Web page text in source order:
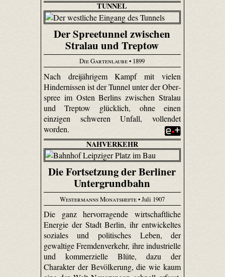
TUNNEL
Der Spreetunnel zwischen
Stralau und Treptow
Die Gartenlaube• 1899
Nach dreijährigem Kampf mit vielen
Hindernissen ist der Tunnel unter der Ober­
spree im Osten Berlins zwischen Stralau
und Treptow glücklich, ohne einen
einzigen schweren Unfall, vollendet
worden.
NAHVERKEHR
Die Fortsetzung der Berliner
Untergrundbahn
Westermanns Monatshefte• Juli 1907
Die ganz hervorragende wirtschaftliche
Energie der Stadt Berlin, ihr entwickeltes
soziales und politisches Leben, der
gewaltige Fremdenverkehr, ihre industrielle
und kommerzielle Blüte, dazu der
Charakter der Bevölkerung, die wie kaum